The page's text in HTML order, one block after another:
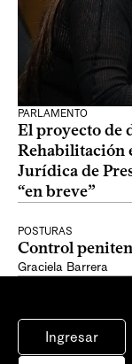
PARLAMENTO
El proyecto de
Rehabilitación
Jurídica de
“en breve”
POSTURAS
Control
Graciela Barrera
Ingresar